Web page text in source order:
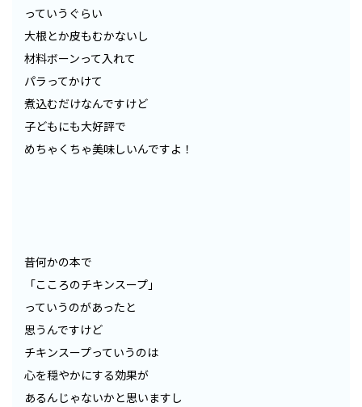
っていうぐらい
大根とか皮もむかないし
材料ボーンって入れて
パラってかけて
煮込むだけなんですけど
子どもにも大好評で
めちゃくちゃ美味しいんですよ！
昔何かの本で
「こころのチキンスープ」
っていうのがあったと
思うんですけど
チキンスープっていうのは
心を穏やかにする効果が
あるんじゃないかと思いますし